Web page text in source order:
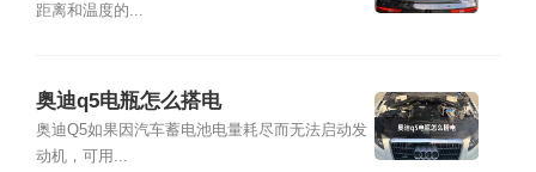
距离和温度的...
奥迪q5电瓶怎么搭电
奥迪Q5如果因汽车蓄电池电量耗尽而无法启动发
动机，可用...